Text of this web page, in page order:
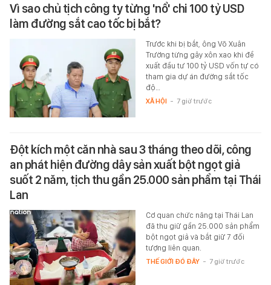
Vì sao chủ tịch công ty từng 'nổ' chi 100 tỷ USD
làm đường sắt cao tốc bị bắt?
Trước khi bị bắt, ông Võ Xuân
Trường từng gây xôn xao khi đề
xuất đầu tư 100 tỷ USD vốn tự có
tham gia dự án đường sắt tốc
độ…
XÃ HỘI - 7 giờ trước
Đột kích một căn nhà sau 3 tháng theo dõi, công
an phát hiện đường dây sản xuất bột ngọt giả
suốt 2 năm, tịch thu gần 25.000 sản phẩm tại Thái
Lan
Cơ quan chức năng tại Thái Lan
đã thu giữ gần 25.000 sản phẩm
bột ngọt giả và bắt giữ 7 đối
tượng liên quan.
THẾ GIỚI ĐÓ ĐÂY - 7 giờ trước